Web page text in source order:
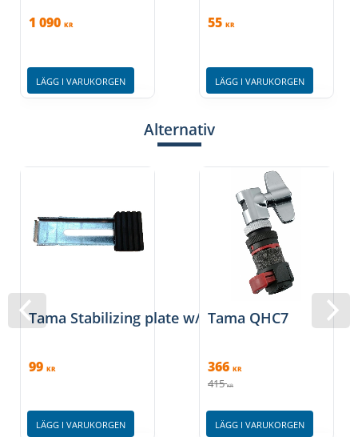
1 090 KR
LÄGG I VARUKORGEN
55 KR
LÄGG I VARUKORGEN
Alternativ
Tama Stabilizing plate w/ rubber cap
99 KR
LÄGG I VARUKORGEN
Tama QHC7
366 KR
415 KR
LÄGG I VARUKORGEN